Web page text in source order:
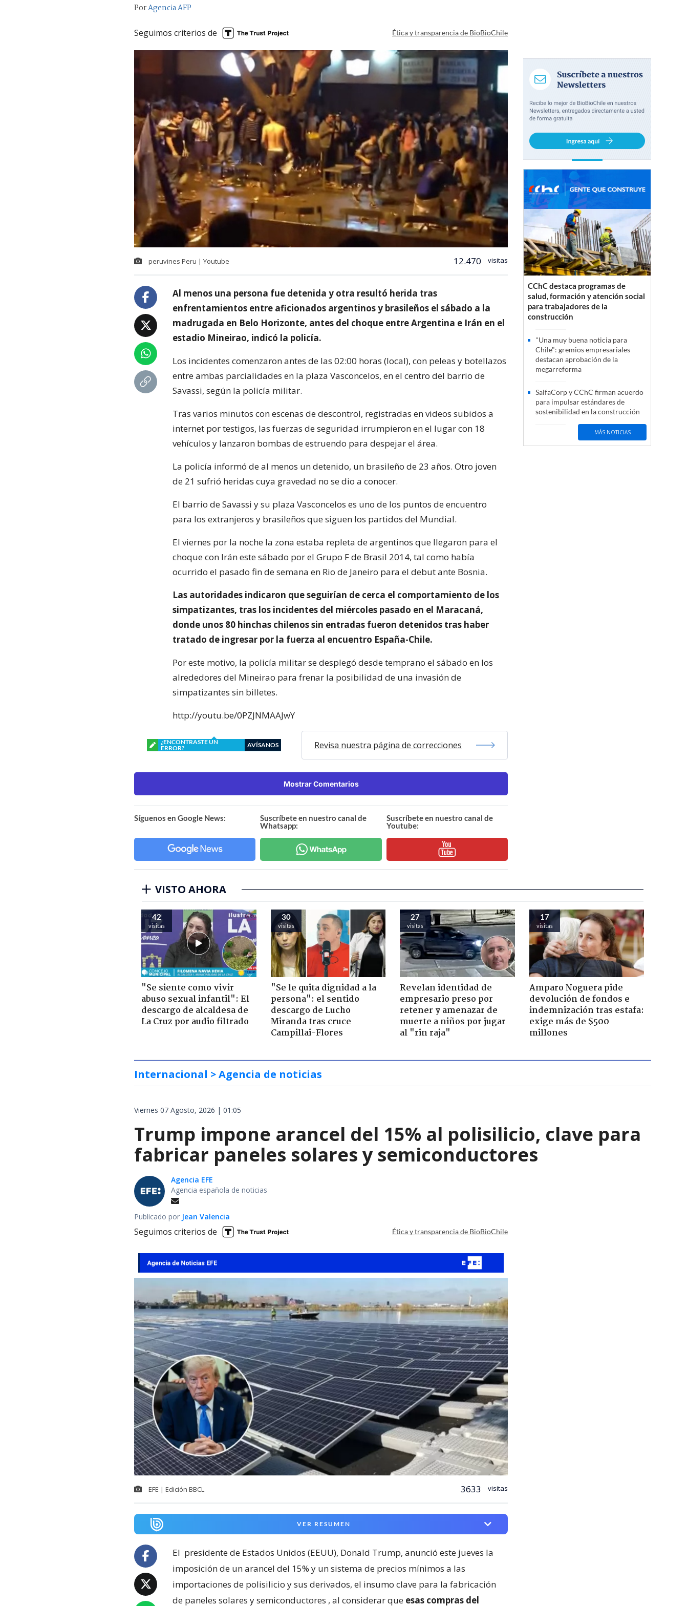
PorAgencia AFP
Seguimos criterios de Ética y transparencia de BioBioChile
peruvines Peru | Youtube 12.470 visitas
Al menos una persona fue detenida y otra resultó herida tras
enfrentamientos entre aficionados argentinos y brasileños el sábado a la
madrugada en Belo Horizonte, antes del choque entre Argentina e Irán en el
estadio Mineirao, indicó la policía.
Los incidentes comenzaron antes de las 02:00 horas (local), con peleas y botellazos
entre ambas parcialidades en la plaza Vasconcelos, en el centro del barrio de
Savassi, según la policía militar.
Tras varios minutos con escenas de descontrol, registradas en videos subidos a
internet por testigos, las fuerzas de seguridad irrumpieron en el lugar con 18
vehículos y lanzaron bombas de estruendo para despejar el área.
La policía informó de al menos un detenido, un brasileño de 23 años. Otro joven
de 21 sufrió heridas cuya gravedad no se dio a conocer.
El barrio de Savassi y su plaza Vasconcelos es uno de los puntos de encuentro
para los extranjeros y brasileños que siguen los partidos del Mundial.
El viernes por la noche la zona estaba repleta de argentinos que llegaron para el
choque con Irán este sábado por el Grupo F de Brasil 2014, tal como había
ocurrido el pasado fin de semana en Rio de Janeiro para el debut ante Bosnia.
Las autoridades indicaron que seguirían de cerca el comportamiento de los
simpatizantes, tras los incidentes del miércoles pasado en el Maracaná,
donde unos 80 hinchas chilenos sin entradas fueron detenidos tras haber
tratado de ingresar por la fuerza al encuentro España-Chile.
Por este motivo, la policía militar se desplegó desde temprano el sábado en los
alrededores del Mineirao para frenar la posibilidad de una invasión de
simpatizantes sin billetes.
http://youtu.be/0PZJNMAAJwY
¿ENCONTRASTE UN
ERROR?
AVÍSANOS Revisa nuestra página de correcciones
Mostrar Comentarios
Síguenos en Google News:
Suscríbete en nuestro canal de
Whatsapp:
Suscríbete en nuestro canal de
Youtube:
CChC destaca programas de
salud, formación y atención social
para trabajadores de la
construcción
"Una muy buena noticia para
Chile": gremios empresariales
destacan aprobación de la
megarreforma
SalfaCorp y CChC firman acuerdo
para impulsar estándares de
sostenibilidad en la construcción
MÁS NOTICIAS
VISTO AHORA
42
visitas
"Se siente como vivir
abuso sexual infantil": El
descargo de alcaldesa de
La Cruz por audio filtrado
30
visitas
"Se le quita dignidad a la
persona": el sentido
descargo de Lucho
Miranda tras cruce
Campillai-Flores
27
visitas
Revelan identidad de
empresario preso por
retener y amenazar de
muerte a niños por jugar
al "rin raja"
17
visitas
Amparo Noguera pide
devolución de fondos e
indemnización tras estafa:
exige más de $500
millones
Internacional > Agencia de noticias
Viernes 07 Agosto, 2026 | 01:05
Trump impone arancel del 15% al polisilicio, clave para
fabricar paneles solares y semiconductores
Agencia EFE
Agencia española de noticias
Publicado por Jean Valencia
Seguimos criterios de Ética y transparencia de BioBioChile
EFE | Edición BBCL 3633 visitas
VER RESUMEN
El presidente de Estados Unidos (EEUU), Donald Trump, anunció este jueves la
imposición de un arancel del 15% y un sistema de precios mínimos a las
importaciones de polisilicio y sus derivados, el insumo clave para la fabricación
de paneles solares y semiconductores , al considerar que esas compras del